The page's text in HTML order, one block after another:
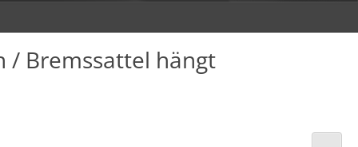
/ Bremssattel hängt